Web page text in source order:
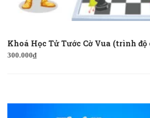
Khoá Học Tử Tước Cờ Vua (trình độ
300.000₫